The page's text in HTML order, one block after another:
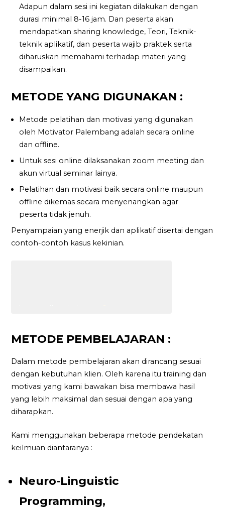
Adapun dalam sesi ini kegiatan dilakukan dengan
durasi minimal 8-16 jam. Dan peserta akan
mendapatkan sharing knowledge, Teori, Teknik-
teknik aplikatif, dan peserta wajib praktek serta
diharuskan memahami terhadap materi yang
disampaikan.
METODE YANG DIGUNAKAN :
Metode pelatihan dan motivasi yang digunakan
oleh Motivator Palembang adalah secara online
dan offline.
Untuk sesi online dilaksanakan zoom meeting dan
akun virtual seminar lainya.
Pelatihan dan motivasi baik secara online maupun
offline dikemas secara menyenangkan agar
peserta tidak jenuh.
Penyampaian yang enerjik dan aplikatif disertai dengan
contoh-contoh kasus kekinian.
METODE PEMBELAJARAN :
Dalam metode pembelajaran akan dirancang sesuai
dengan kebutuhan klien. Oleh karena itu training dan
motivasi yang kami bawakan bisa membawa hasil
yang lebih maksimal dan sesuai dengan apa yang
diharapkan.
Kami menggunakan beberapa metode pendekatan
keilmuan diantaranya :
Neuro-Linguistic
Programming,